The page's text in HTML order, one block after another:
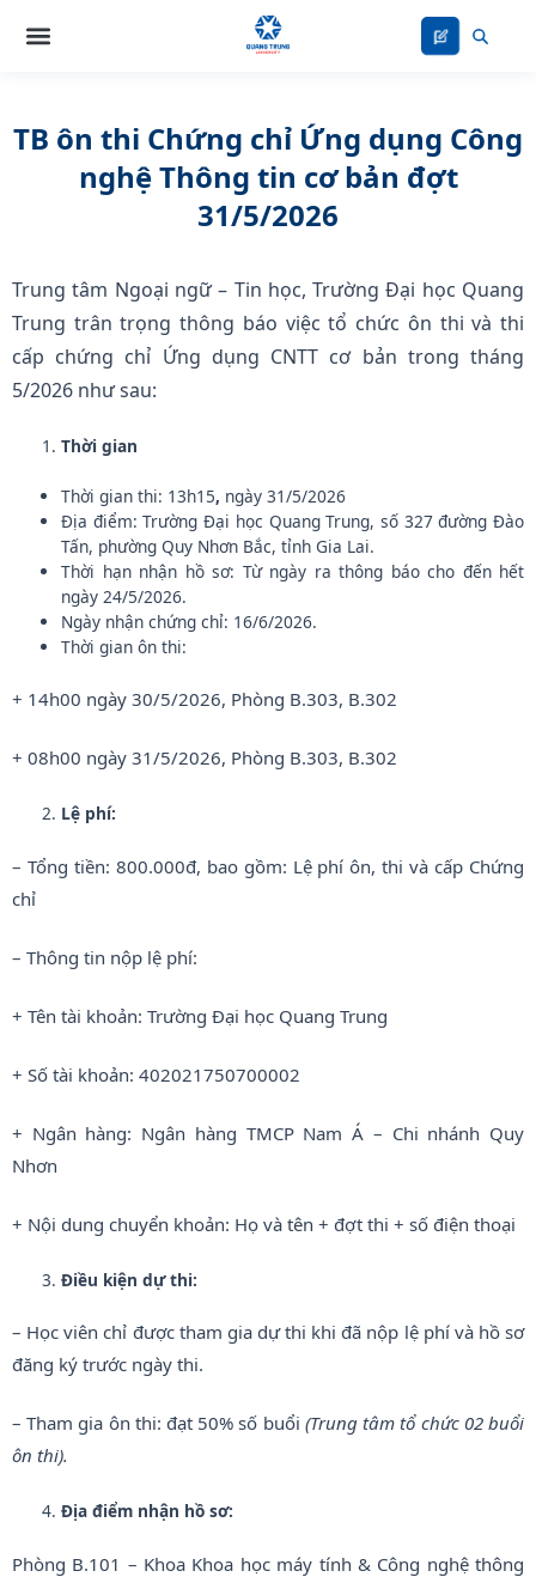
TB ôn thi Chứng chỉ Ứng dụng Công
nghệ Thông tin cơ bản đợt
31/5/2026
Trung tâm Ngoại ngữ – Tin học, Trường Đại học Quang
Trung trân trọng thông báo việc tổ chức ôn thi và thi
cấp chứng chỉ Ứng dụng CNTT cơ bản trong tháng
5/2026 như sau:
Thời gian
Thời gian thi: 13h15, ngày 31/5/2026
Địa điểm: Trường Đại học Quang Trung, số 327 đường Đào
Tấn, phường Quy Nhơn Bắc, tỉnh Gia Lai.
Thời hạn nhận hồ sơ: Từ ngày ra thông báo cho đến hết
ngày 24/5/2026.
Ngày nhận chứng chỉ: 16/6/2026.
Thời gian ôn thi:
+ 14h00 ngày 30/5/2026, Phòng B.303, B.302
+ 08h00 ngày 31/5/2026, Phòng B.303, B.302
Lệ phí:
– Tổng tiền: 800.000đ, bao gồm: Lệ phí ôn, thi và cấp Chứng
chỉ
– Thông tin nộp lệ phí:
+ Tên tài khoản: Trường Đại học Quang Trung
+ Số tài khoản: 402021750700002
+ Ngân hàng: Ngân hàng TMCP Nam Á – Chi nhánh Quy
Nhơn
+ Nội dung chuyển khoản: Họ và tên + đợt thi + số điện thoại
Điều kiện dự thi:
– Học viên chỉ được tham gia dự thi khi đã nộp lệ phí và hồ sơ
đăng ký trước ngày thi.
– Tham gia ôn thi: đạt 50% số buổi (Trung tâm tổ chức 02 buổi
ôn thi).
Địa điểm nhận hồ sơ:
Phòng B.101 – Khoa Khoa học máy tính & Công nghệ thông